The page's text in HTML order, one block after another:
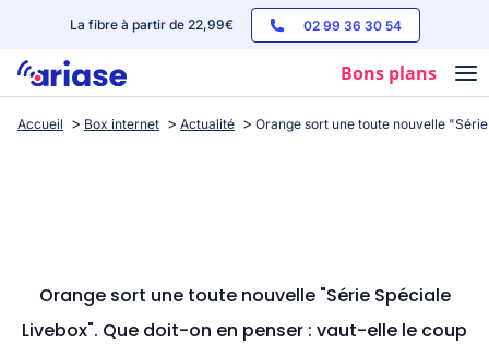
La fibre à partir de 22,99€ 02 99 36 30 54
Bons plans
Box internet
Accueil Box internet Actualité Orange sort une toute nouvelle
Orange sort une toute nouvelle "Série Spéciale
Livebox". Que doit-on en penser : vaut-elle le coup